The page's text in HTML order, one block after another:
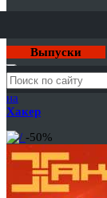
Выпуски
Годовая
подписка
на
Хакер
-50%